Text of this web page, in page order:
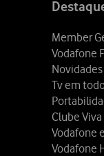
Member
Vodafone
Tv em
Clube Viva
Vodafone
Vodafone